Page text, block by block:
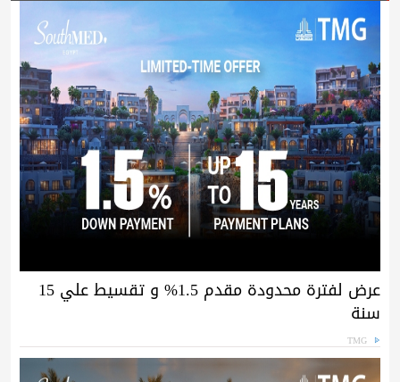
عرض لفترة محدودة مقدم 1.5% و تقسيط علي 15
سنة
TMG